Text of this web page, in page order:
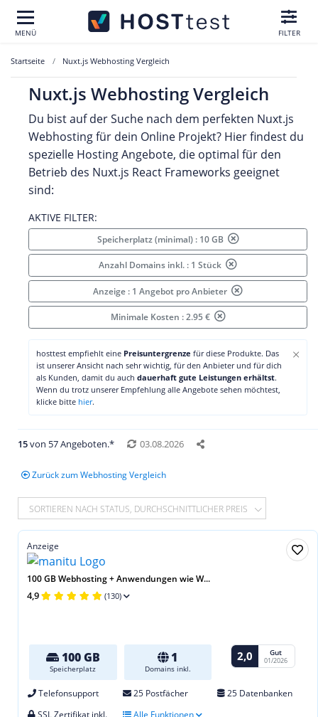
MENÜ FILTER
Startseite Nuxt.js Webhosting Vergleich
Nuxt.js Webhosting Vergleich
Du bist auf der Suche nach dem perfekten Nuxt.js
Webhosting für dein Online Projekt? Hier findest du
spezielle Hosting Angebote, die optimal für den
Betrieb des Nuxt.js React Frameworks geeignet
sind:
AKTIVE FILTER:
Speicherplatz (minimal) : 10 GB
Anzahl Domains inkl. : 1 Stück
Anzeige : 1 Angebot pro Anbieter
Minimale Kosten : 2.95 €
×
hosttest empfiehlt eine Preisuntergrenze für diese Produkte. Das
ist unserer Ansicht nach sehr wichtig, für den Anbieter und für dich
als Kunden, damit du auch dauerhaft gute Leistungen erhältst.
Wenn du trotz unserer Empfehlung alle Angebote sehen möchtest,
klicke bitte hier.
15von 57 Angeboten.* 03.08.2026
Zurück zum Webhosting Vergleich
SORTIEREN NACH STATUS, DURCHSCHNITTLICHER PREIS
Anzeige
100 GB Webhosting + Anwendungen wie W...
4,9 (130)
100 GB
Speicherplatz
1
Domains inkl.
2,0 Gut
01/2026
Telefonsupport 25 Postfächer
25 Datenbanken